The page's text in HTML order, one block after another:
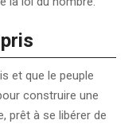
et que le peuple
construire une
prêt à se libérer de